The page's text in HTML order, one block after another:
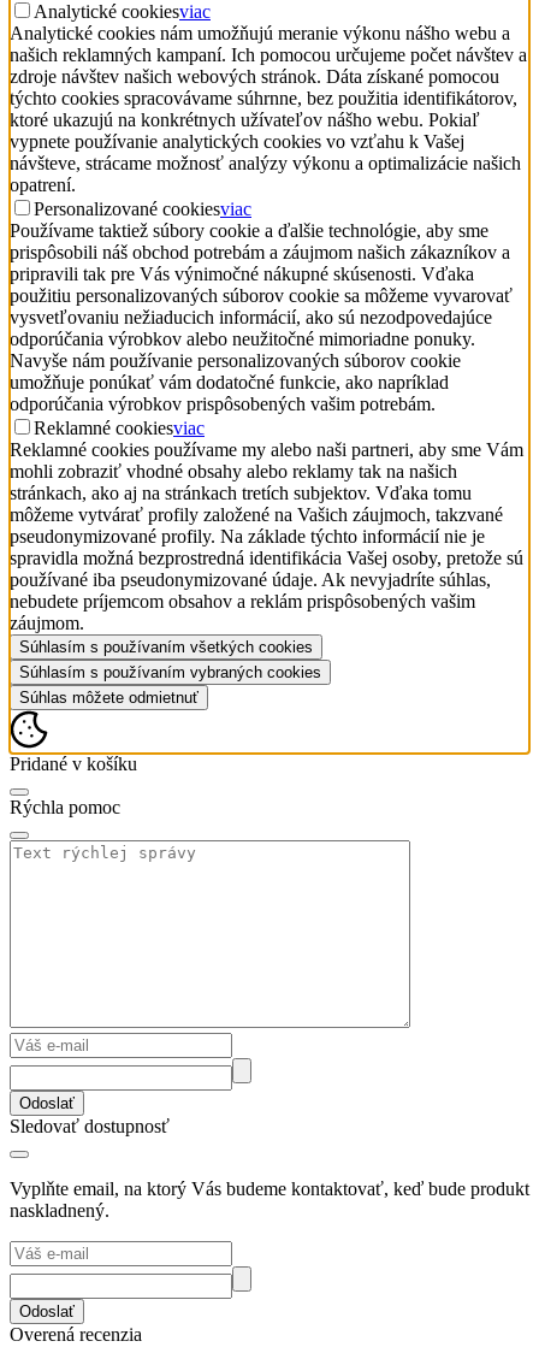
Analytické cookiesviac
Analytické cookies nám umožňujú meranie výkonu nášho webu a
našich reklamných kampaní. Ich pomocou určujeme počet návštev a
zdroje návštev našich webových stránok. Dáta získané pomocou
týchto cookies spracovávame súhrnne, bez použitia identifikátorov,
ktoré ukazujú na konkrétnych užívateľov nášho webu. Pokiaľ
vypnete používanie analytických cookies vo vzťahu k Vašej
návšteve, strácame možnosť analýzy výkonu a optimalizácie našich
opatrení.
Personalizované cookiesviac
Používame taktiež súbory cookie a ďalšie technológie, aby sme
prispôsobili náš obchod potrebám a záujmom našich zákazníkov a
pripravili tak pre Vás výnimočné nákupné skúsenosti. Vďaka
použitiu personalizovaných súborov cookie sa môžeme vyvarovať
vysvetľovaniu nežiaducich informácií, ako sú nezodpovedajúce
odporúčania výrobkov alebo neužitočné mimoriadne ponuky.
Navyše nám používanie personalizovaných súborov cookie
umožňuje ponúkať vám dodatočné funkcie, ako napríklad
odporúčania výrobkov prispôsobených vašim potrebám.
Reklamné cookiesviac
Reklamné cookies používame my alebo naši partneri, aby sme Vám
mohli zobraziť vhodné obsahy alebo reklamy tak na našich
stránkach, ako aj na stránkach tretích subjektov. Vďaka tomu
môžeme vytvárať profily založené na Vašich záujmoch, takzvané
pseudonymizované profily. Na základe týchto informácií nie je
spravidla možná bezprostredná identifikácia Vašej osoby, pretože sú
používané iba pseudonymizované údaje. Ak nevyjadríte súhlas,
nebudete príjemcom obsahov a reklám prispôsobených vašim
záujmom.
Súhlasím s používaním všetkých cookies
Súhlasím s používaním vybraných cookies
Súhlas môžete odmietnuť
Pridané v košíku
Rýchla pomoc
Odoslať
Sledovať dostupnosť
Vyplňte email, na ktorý Vás budeme kontaktovať, keď bude produkt
naskladnený.
Odoslať
Overená recenzia